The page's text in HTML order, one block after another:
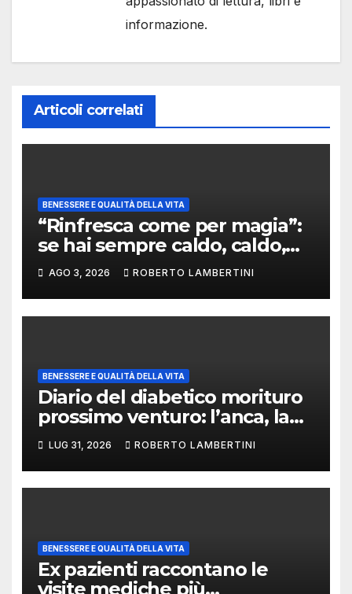
informazione.
Articoli correlati
BENESSERE E QUALITÀ DELLA VITA
“Rinfresca come per magia”:
se hai sempre caldo, caldo,
caldo, le cose in questo post
sono per te
AGO 3, 2026 ROBERTO LAMBERTINI
BENESSERE E QUALITÀ DELLA VITA
Diario del diabetico morituro
prossimo venturo: l’anca, la
protesi e la burocrazia del
passo perduto
LUG 31, 2026 ROBERTO LAMBERTINI
BENESSERE E QUALITÀ DELLA VITA
Ex pazienti raccontano le
visite mediche più